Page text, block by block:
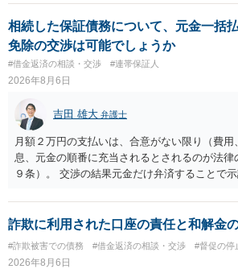
士費用は法テラスが負担し、裁判所の予納金
くれるため、弁護士へ自己破産を任せれば解決
相続した保証債務について、元金一括
免除の交渉は可能でしょうか
#借金返済の相談・交渉 #連帯保証人
2026年8月6日
吉田 雄大 弁護士
月額２万円の支払いは、合意がない限り（費
息、元金の順番に充当されるとされるのが法律
９条）。 交渉の結果元金だけ弁済することで
ることには消極的なことが多いものの、お近
ャレンジなさる意義は十分にあると思います。
詐欺に利用された口座の責任と和解金
#詐欺被害での債務 #借金返済の相談・交渉 #督促の停
2026年8月6日